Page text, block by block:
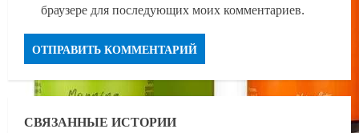
браузере для последующих моих комментариев.
СВЯЗАННЫЕ ИСТОРИИ